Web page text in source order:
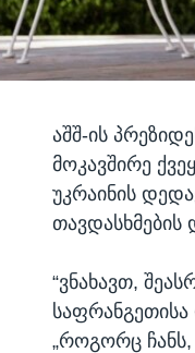
აშშ-ის
მოკავშირე
უკრაინის
თავდასხმების
“ვნახავთ,
„როგორც ჩანს,